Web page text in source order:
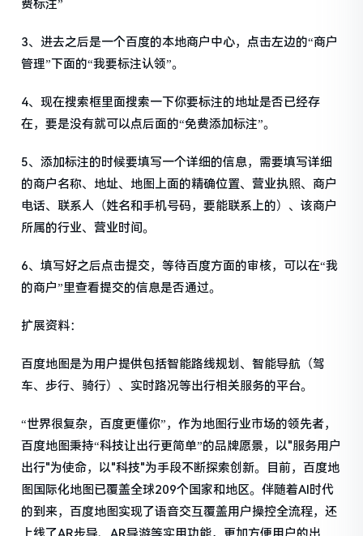
费标注”
3、进去之后是一个百度的本地商户中心，点击左边的“商户
管理”下面的“我要标注认领”。
4、现在搜索框里面搜索一下你要标注的地址是否已经存
在，要是没有就可以点后面的“免费添加标注”。
5、添加标注的时候要填写一个详细的信息，需要填写详细
的商户名称、地址、地图上面的精确位置、营业执照、商户
电话、联系人（姓名和手机号码，要能联系上的）、该商户
所属的行业、营业时间。
6、填写好之后点击提交，等待百度方面的审核，可以在“我
的商户”里查看提交的信息是否通过。
扩展资料：
百度地图是为用户提供包括智能路线规划、智能导航（驾
车、步行、骑行）、实时路况等出行相关服务的平台。
“世界很复杂，百度更懂你”，作为地图行业市场的领先者，
百度地图秉持“科技让出行更简单”的品牌愿景，以"服务用户
出行"为使命，以"科技"为手段不断探索创新。目前，百度地
图国际化地图已覆盖全球209个国家和地区。伴随着AI时代
的到来，百度地图实现了语音交互覆盖用户操控全流程，还